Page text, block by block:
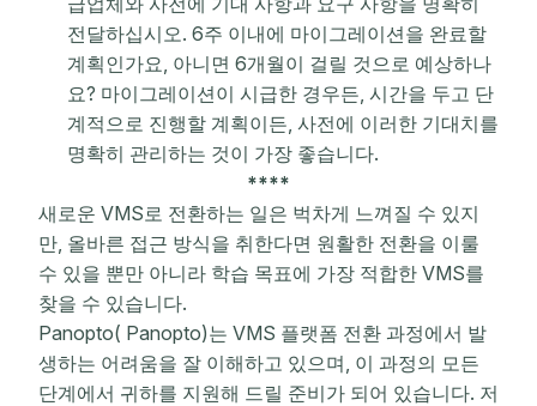
전달하십시오. 6주 이내에 마이그레이션을 완료할
계획인가요, 아니면 6개월이 걸릴 것으로 예상하나
요? 마이그레이션이 시급한 경우든, 시간을 두고 단
계적으로 진행할 계획이든, 사전에 이러한 기대치를
명확히 관리하는 것이 가장 좋습니다.
****
새로운 VMS로 전환하는 일은 벅차게 느껴질 수 있지
만, 올바른 접근 방식을 취한다면 원활한 전환을 이룰
수 있을 뿐만 아니라 학습 목표에 가장 적합한 VMS를
찾을 수 있습니다.
Panopto( Panopto)는 VMS 플랫폼 전환 과정에서 발
생하는 어려움을 잘 이해하고 있으며, 이 과정의 모든
단계에서 귀하를 지원해 드릴 준비가 되어 있습니다. 저